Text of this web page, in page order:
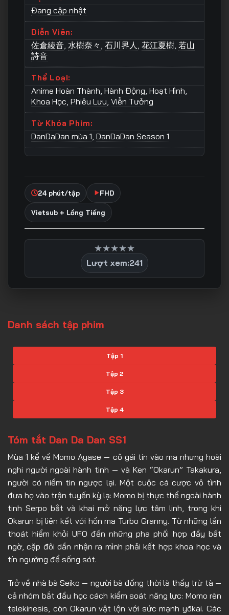
Đang cập nhật
Diễn Viên:
佐倉綾音 水樹奈々 石川界人 花江夏樹 若山
詩音
Thể Loại:
Anime Hoàn Thành Hành Động Hoạt Hình
Khoa Học Phiêu Lưu Viễn Tưởng
Từ Khóa Phim:
DanDaDan mùa 1 DanDaDan Season 1
24 phút/tập FHD
Vietsub + Lồng Tiếng
★★★★★
Lượt xem:241
Danh sách tập phim
Tập 1
Tập 2
Tập 3
Tập 4
Tập 6
Tập 8
Tập 9
Tập 10
Tập 11
Tóm tắt Dan Da Dan SS1
Mùa 1 kể về Momo Ayase — cô gái tin vào ma nhưng hoài
nghi người ngoài hành tinh — và Ken “Okarun” Takakura,
người có niềm tin ngược lại. Một cuộc cá cược vô tình
đưa họ vào trận tuyến kỳ lạ: Momo bị thực thể ngoài hành
tinh Serpo bắt và khai mở năng lực tâm linh, trong khi
Okarun bị liên kết với hồn ma Turbo Granny. Từ những lần
thoát hiểm khỏi UFO đến những pha phối hợp đầy bất
ngờ, cặp đôi dần nhận ra mình phải kết hợp khoa học và
tín ngưỡng để sống sót.
Trở về nhà bà Seiko — người bà đồng thời là thầy trừ tà —
cả nhóm bắt đầu học cách kiểm soát năng lực: Momo rèn
telekinesis, còn Okarun vật lộn với sức mạnh yōkai. Các